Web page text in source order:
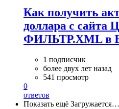
Как получить
доллара с сайта
ФИЛЬТР.XML в
1 подписчик
более двух лет назад
541 просмотр
0
ответов
Показать ещё Загружается…